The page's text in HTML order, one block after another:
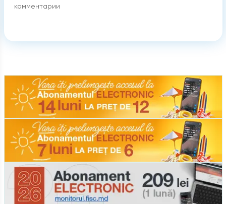
комментарии